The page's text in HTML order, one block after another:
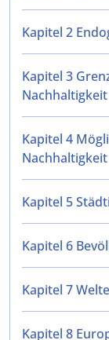
Kapitel 2
Kapitel 3
Nachhaltigkeit
Kapitel 4
Nachhaltigkeit
Kapitel 5
Kapitel 6
Kapitel 7
Kapitel 8